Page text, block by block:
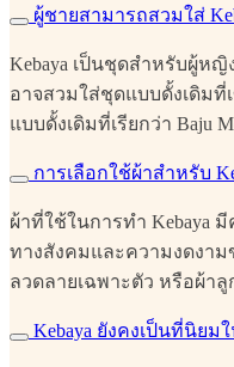
ผู้ชายสามารถสวมใส่
Kebaya เป็นชุดสำหรับผู้ห
อาจสวมใส่ชุดแบบดั้งเดิมที่
แบบดั้งเดิมที่เรียกว่า Baju
การเลือกใช้ผ้าสำหรับ
ผ้าที่ใช้ในการทำ Kebaya
ทางสังคมและความงดงา
ลวดลายเฉพาะตัว หรือผ้า
Kebaya ยังคงเป็นที่นิยม